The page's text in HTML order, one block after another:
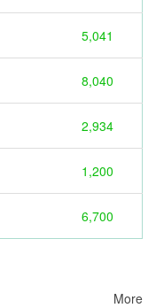
5,041
8,040
2,934
1,200
6,700
More